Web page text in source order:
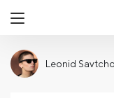
Leonid